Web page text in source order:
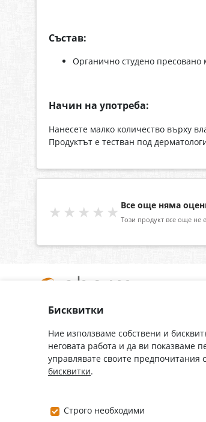
Състав:
Органично студено пресовано
Начин на употреба:
Нанесете малко количество върху
Продуктът е тестван под
★★★★★ Все още няма
Този продукт все още не
За нас
Контакти
Полезни връзки
Лични данни
Доставка
Гаранция
Плащане
Как да поръчам
0882 444 666
Бисквитки
Ние използваме собствени и
неговата работа и да ви показваме
управлявате своите
бисквитки.
Строго необходими